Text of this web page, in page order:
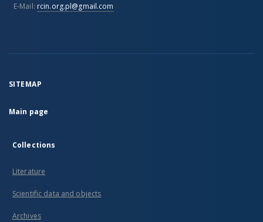
E-Mail: rcin.org.pl@gmail.com
SITEMAP
Main page
Collections
Literature
Scientific data and objects
Archives